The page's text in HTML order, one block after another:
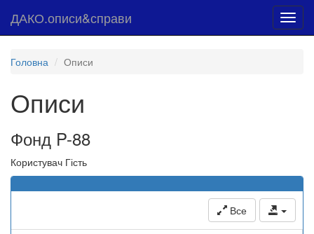
ДАКО.описи&справи
Головна Описи
Описи
Фонд P-88
Користувач Гість
Все